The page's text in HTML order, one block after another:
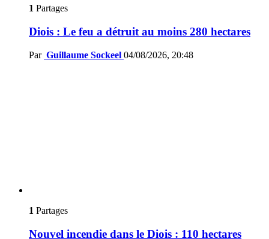
1 Partages
Diois : Le feu a détruit au moins 280 hectares
Par Guillaume Sockeel 04/08/2026, 20:48
1 Partages
Nouvel incendie dans le Diois : 110 hectares